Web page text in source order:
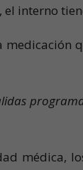
interno
médica,